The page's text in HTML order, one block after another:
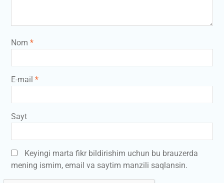
Nom *
E-mail *
Sayt
Keyingi marta fikr bildirishim uchun bu brauzerda
mening ismim, email va saytim manzili saqlansin.